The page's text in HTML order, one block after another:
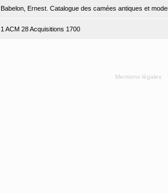
Babelon, Ernest. Catalogue des camées antiques et
1 ACM 28 Acquisitions 1700
Mentions légales